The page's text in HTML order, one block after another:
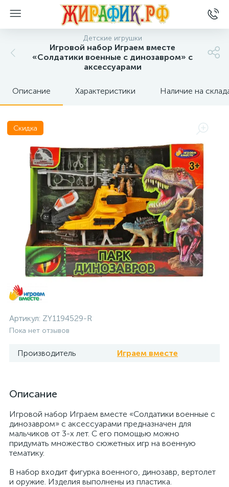
Детские игрушки
Игровой набор Играем вместе
«Солдатики военные с динозавром» с
аксессуарами
Описание Характеристики Наличие на
Скидка
Артикул: ZY1194529-R
Пока нет отзывов
Производитель Играем вместе
Описание
Игровой набор Играем вместе «Солдатики военные с
динозавром» с аксессуарами предназначен для
мальчиков от 3-х лет. С его помощью можно
придумать множество сюжетных игр на военную
тематику.
В набор входит фигурка военного, динозавр, вертолет
и оружие. Изделия выполнены из пластика.